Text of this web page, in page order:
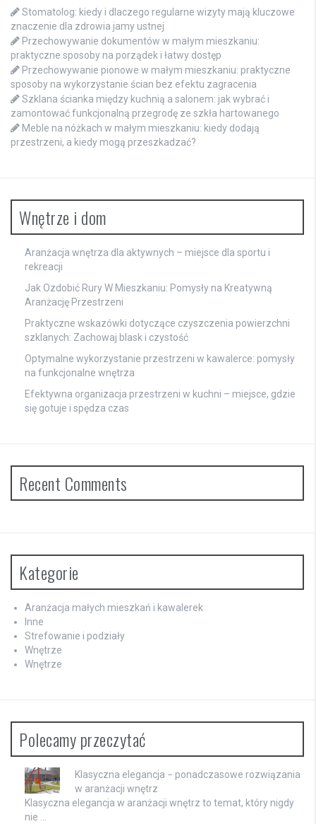
Stomatolog: kiedy i dlaczego regularne wizyty mają kluczowe
znaczenie dla zdrowia jamy ustnej
Przechowywanie dokumentów w małym mieszkaniu:
praktyczne sposoby na porządek i łatwy dostęp
Przechowywanie pionowe w małym mieszkaniu: praktyczne
sposoby na wykorzystanie ścian bez efektu zagracenia
Szklana ścianka między kuchnią a salonem: jak wybrać i
zamontować funkcjonalną przegrodę ze szkła hartowanego
Meble na nóżkach w małym mieszkaniu: kiedy dodają
przestrzeni, a kiedy mogą przeszkadzać?
Wnętrze i dom
Aranżacja wnętrza dla aktywnych – miejsce dla sportu i
rekreacji
Jak Ozdobić Rury W Mieszkaniu: Pomysły na Kreatywną
Aranżację Przestrzeni
Praktyczne wskazówki dotyczące czyszczenia powierzchni
szklanych: Zachowaj blask i czystość
Optymalne wykorzystanie przestrzeni w kawalerce: pomysły
na funkcjonalne wnętrza
Efektywna organizacja przestrzeni w kuchni – miejsce, gdzie
się gotuje i spędza czas
Recent Comments
Kategorie
Aranżacja małych mieszkań i kawalerek
Inne
Strefowanie i podziały
Wnętrze
Wnętrze
Polecamy przeczytać
Klasyczna elegancja − ponadczasowe rozwiązania
w aranżacji wnętrz
Klasyczna elegancja w aranżacji wnętrz to temat, który nigdy
nie …